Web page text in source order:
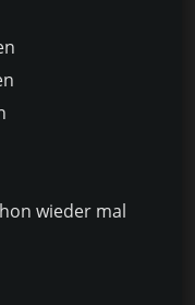
wieder mal